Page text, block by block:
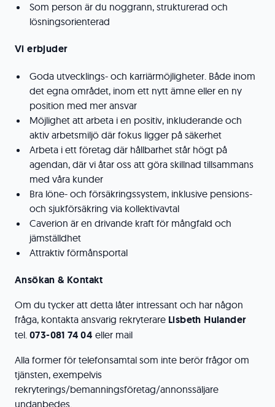
Som person är du noggrann, strukturerad och
lösningsorienterad
Vi erbjuder
Goda utvecklings- och karriärmöjligheter. Både inom
det egna området, inom ett nytt ämne eller en ny
position med mer ansvar
Möjlighet att arbeta i en positiv, inkluderande och
aktiv arbetsmiljö där fokus ligger på säkerhet
Arbeta i ett företag där hållbarhet står högt på
agendan, där vi åtar oss att göra skillnad tillsammans
med våra kunder
Bra löne- och försäkringssystem, inklusive pensions-
och sjukförsäkring via kollektivavtal
Caverion är en drivande kraft för mångfald och
jämställdhet
Attraktiv förmånsportal
Ansökan & Kontakt
Om du tycker att detta låter intressant och har någon
fråga, kontakta ansvarig rekryterare Lisbeth Hulander
tel. 073-081 74 04 eller mail
Alla former för telefonsamtal som inte berör frågor om
tjänsten, exempelvis
rekryterings/bemanningsföretag/annonssäljare
undanbedes.